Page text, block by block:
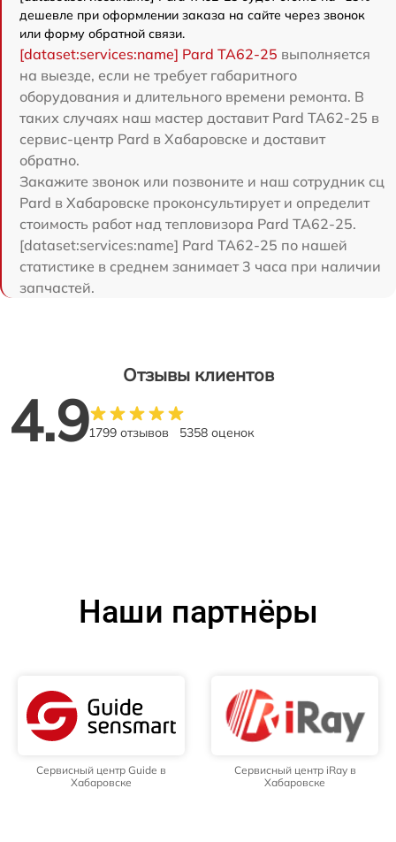
дешевле при оформлении заказа на сайте через звонок
или форму обратной связи.
[dataset:services:name] Pard TA62-25 выполняется
на выезде, если не требует габаритного
оборудования и длительного времени ремонта. В
таких случаях наш мастер доставит Pard TA62-25 в
сервис-центр Pard в Хабаровске и доставит
обратно.
Закажите звонок или позвоните и наш сотрудник сц
Pard в Хабаровске проконсультирует и определит
стоимость работ над тепловизора Pard TA62-25.
[dataset:services:name] Pard TA62-25 по нашей
статистике в среднем занимает 3 часа при наличии
запчастей.
Отзывы клиентов
4.91799 отзывов 5358 оценок
Наши партнёры
Сервисный центр Guide в
Хабаровске
Сервисный центр iRay в
Хабаровске